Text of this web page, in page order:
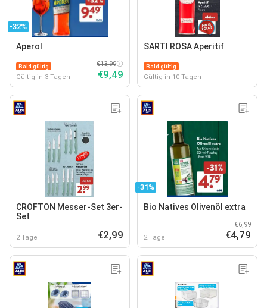
-32%
Aperol
Bald gültig
Gültig in 3 Tagen
€13,99
€9,49
SARTI ROSA Aperitif
Bald gültig
Gültig in 10 Tagen
CROFTON Messer-Set 3er-
Set
2 Tage €2,99
-31%
Bio Natives Olivenöl extra
2 Tage
€6,99
€4,79